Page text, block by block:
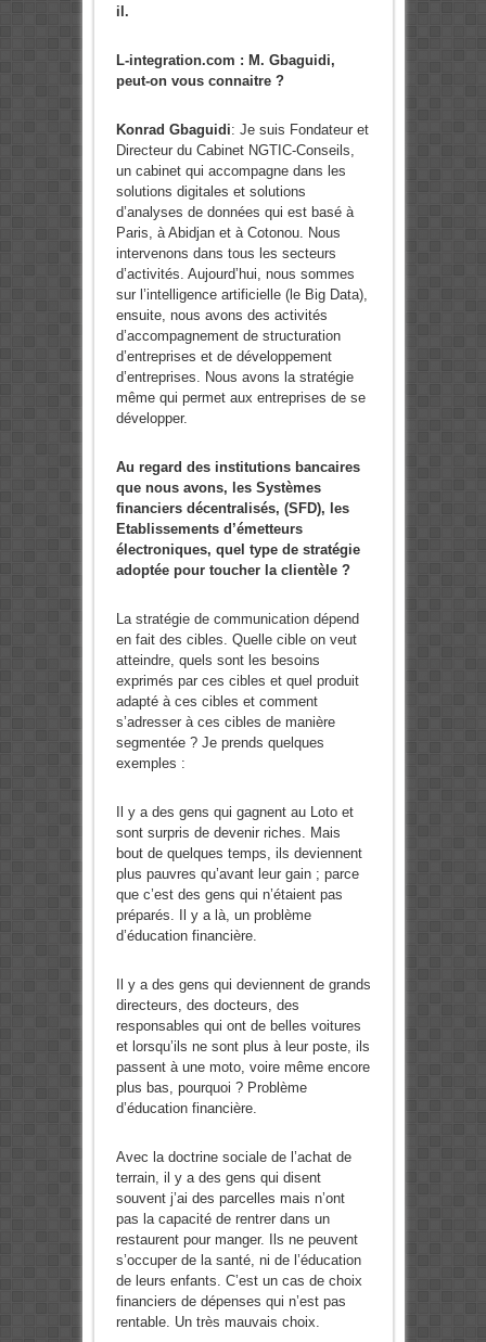
il.
L-integration.com : M. Gbaguidi,
peut-on vous connaitre ?
Konrad Gbaguidi: Je suis Fondateur et
Directeur du Cabinet NGTIC-Conseils,
un cabinet qui accompagne dans les
solutions digitales et solutions
d’analyses de données qui est basé à
Paris, à Abidjan et à Cotonou. Nous
intervenons dans tous les secteurs
d’activités. Aujourd’hui, nous sommes
sur l’intelligence artificielle (le Big Data),
ensuite, nous avons des activités
d’accompagnement de structuration
d’entreprises et de développement
d’entreprises. Nous avons la stratégie
même qui permet aux entreprises de se
développer.
Au regard des institutions bancaires
que nous avons, les Systèmes
financiers décentralisés, (SFD), les
Etablissements d’émetteurs
électroniques, quel type de stratégie
adoptée pour toucher la clientèle ?
La stratégie de communication dépend
en fait des cibles. Quelle cible on veut
atteindre, quels sont les besoins
exprimés par ces cibles et quel produit
adapté à ces cibles et comment
s’adresser à ces cibles de manière
segmentée ? Je prends quelques
exemples :
Il y a des gens qui gagnent au Loto et
sont surpris de devenir riches. Mais
bout de quelques temps, ils deviennent
plus pauvres qu’avant leur gain ; parce
que c’est des gens qui n’étaient pas
préparés. Il y a là, un problème
d’éducation financière.
Il y a des gens qui deviennent de grands
directeurs, des docteurs, des
responsables qui ont de belles voitures
et lorsqu’ils ne sont plus à leur poste, ils
passent à une moto, voire même encore
plus bas, pourquoi ? Problème
d’éducation financière.
Avec la doctrine sociale de l’achat de
terrain, il y a des gens qui disent
souvent j’ai des parcelles mais n’ont
pas la capacité de rentrer dans un
restaurent pour manger. Ils ne peuvent
s’occuper de la santé, ni de l’éducation
de leurs enfants. C’est un cas de choix
financiers de dépenses qui n’est pas
rentable. Un très mauvais choix.